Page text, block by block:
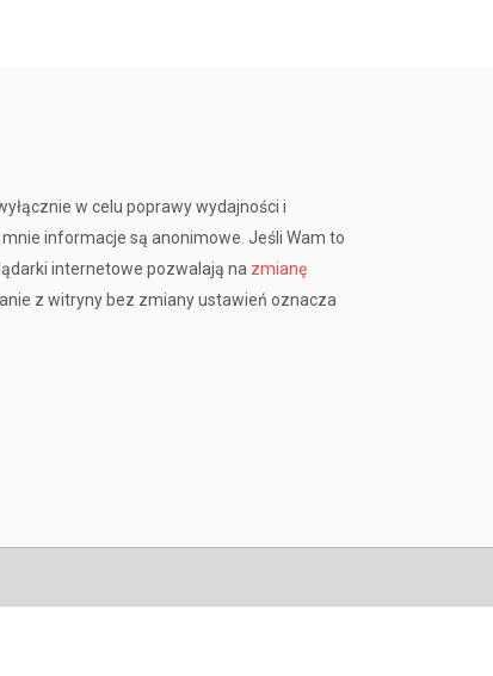
w celu poprawy wydajności i
informacje są anonimowe. Jeśli Wam to
internetowe pozwalają na zmianę
z witryny bez zmiany ustawień oznacza